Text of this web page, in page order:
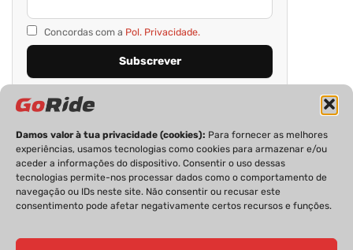
Damos valor à tua privacidade (cookies): Para fornecer as melhores
experiências, usamos tecnologias como cookies para armazenar e/ou
aceder a informações do dispositivo. Consentir o uso dessas
tecnologias permite-nos processar dados como o comportamento de
navegação ou IDs neste site. Não consentir ou recusar este
consentimento pode afetar negativamente certos recursos e funções.
Concordas com a Pol. Privacidade.
PRIVACIDADE FICHA TÉCNICA
ESTATUTO EDITORIAL